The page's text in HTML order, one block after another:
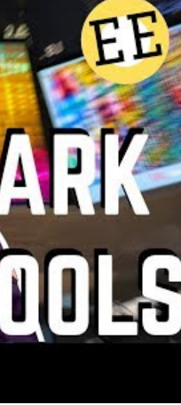
tak perlu buat
aku nak tengok
Masuk hari ni
duit, jadi kaya raya
buat.
bayar dulu baru boleh